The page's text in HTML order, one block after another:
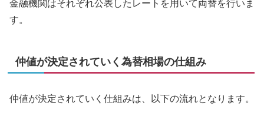
金融機関はそれぞれ公表したレートを用いて両替を行いま
す。
仲値が決定されていく為替相場の仕組み
仲値が決定されていく仕組みは、以下の流れとなります。